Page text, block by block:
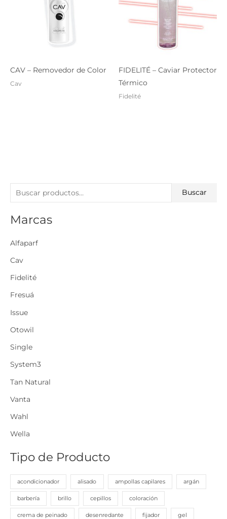
u
s
a
r
r
:
Buscar
Marcas
Alfaparf
Cav
Fidelité
Fresuá
Issue
Otowil
Single
System3
Tan Natural
Vanta
Wahl
Wella
Tipo de Producto
acondicionador alisado ampollas capilares argán
barbería brillo cepillos coloración
crema de peinado desenredante fijador gel
CAV – Removedor de Color
Cav
FIDELITÉ – Caviar Protector
Térmico
Fidelité